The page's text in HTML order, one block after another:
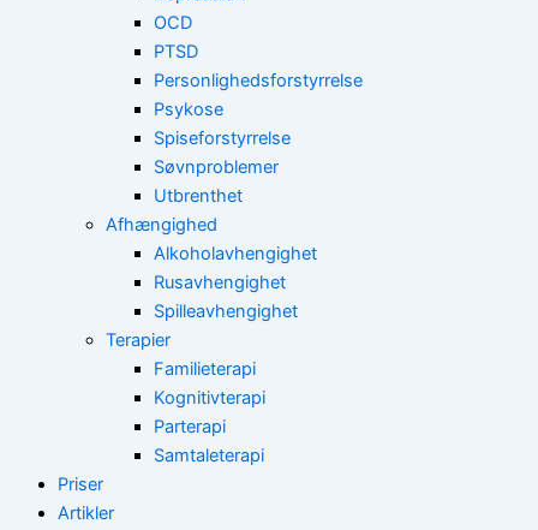
OCD
PTSD
Personlighedsforstyrrelse
Psykose
Spiseforstyrrelse
Søvnproblemer
Utbrenthet
Afhængighed
Alkoholavhengighet
Rusavhengighet
Spilleavhengighet
Terapier
Familieterapi
Kognitivterapi
Parterapi
Samtaleterapi
Priser
Artikler